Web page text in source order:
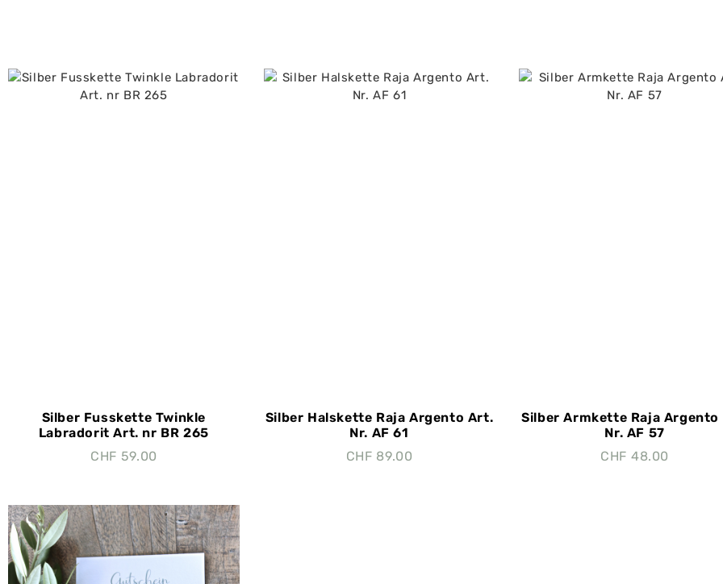
Silber Fusskette Twinkle
Labradorit Art. nr BR 265
CHF 59.00
Silber Halskette Raja Argento Art.
Nr. AF 61
CHF 89.00
Silber Armkette Raja Argento
Nr. AF 57
CHF 48.00